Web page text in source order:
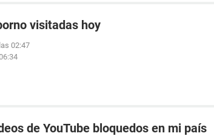
visitadas hoy
02:47
de YouTube bloquedos en mi país